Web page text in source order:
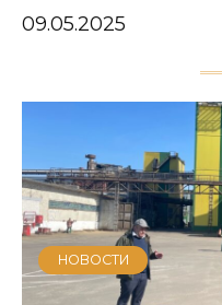
09.05.2025
НОВОСТИ